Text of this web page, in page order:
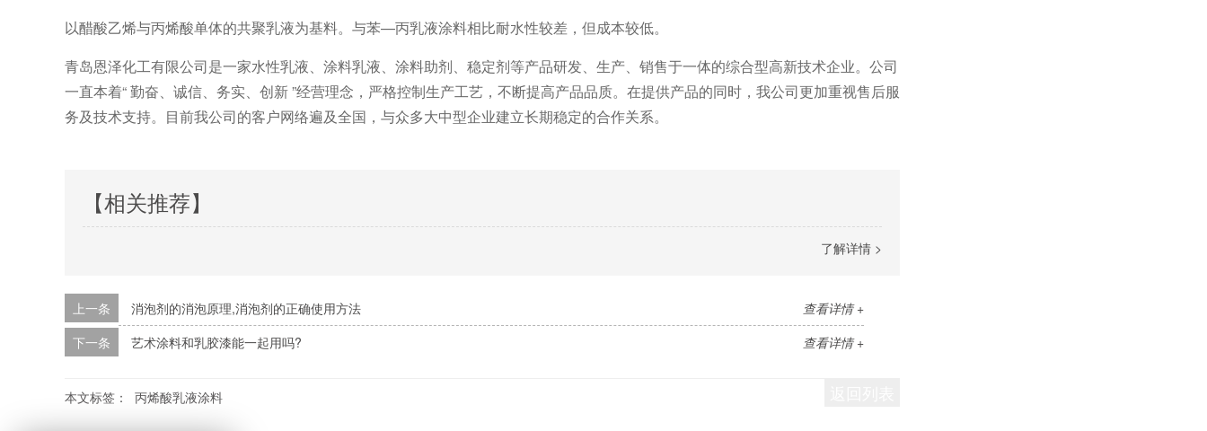
以醋酸乙烯与丙烯酸单体的共聚乳液为基料。与苯—丙乳液涂料相比耐水性较差，但成本较低。
青岛恩泽化工有限公司是一家水性乳液、涂料乳液、涂料助剂、稳定剂等产品研发、生产、销售于一体的综合型高新技术企业。公司
一直本着“ 勤奋、诚信、务实、创新 ”经营理念，严格控制生产工艺，不断提高产品品质。在提供产品的同时，我公司更加重视售后服
务及技术支持。目前我公司的客户网络遍及全国，与众多大中型企业建立长期稳定的合作关系。
【相关推荐】
了解详情 >
查看详情 +
上一条
消泡剂的消泡原理,消泡剂的正确使用方法
查看详情 +
下一条 艺术涂料和乳胶漆能一起用吗?
本文标签： 丙烯酸乳液涂料